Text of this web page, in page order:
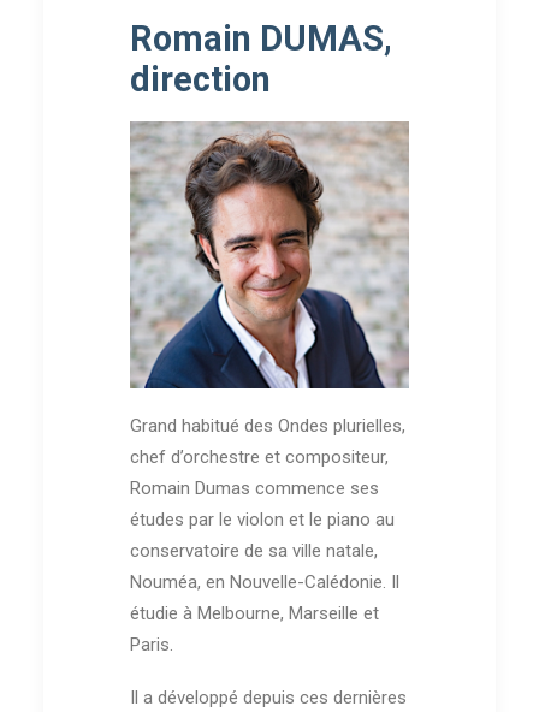
Romain DUMAS,
direction
Grand habitué des Ondes plurielles,
chef d’orchestre et compositeur,
Romain Dumas commence ses
études par le violon et le piano au
conservatoire de sa ville natale,
Nouméa, en Nouvelle-Calédonie. Il
étudie à Melbourne, Marseille et
Paris.
Il a développé depuis ces dernières